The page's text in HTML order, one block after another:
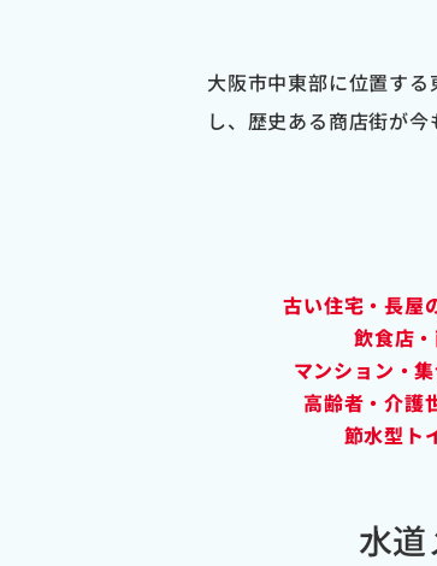
大阪市中東部に位置す
し、歴史ある商店街が
古い住宅・長屋
飲食店
マンション・
高齢者・介護
節水型ト
水